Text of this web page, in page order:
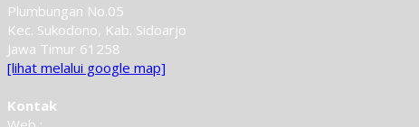
Plumbungan No.05
Kec. Sukodono, Kab. Sidoarjo
Jawa Timur 61258
[lihat melalui google map]
Kontak